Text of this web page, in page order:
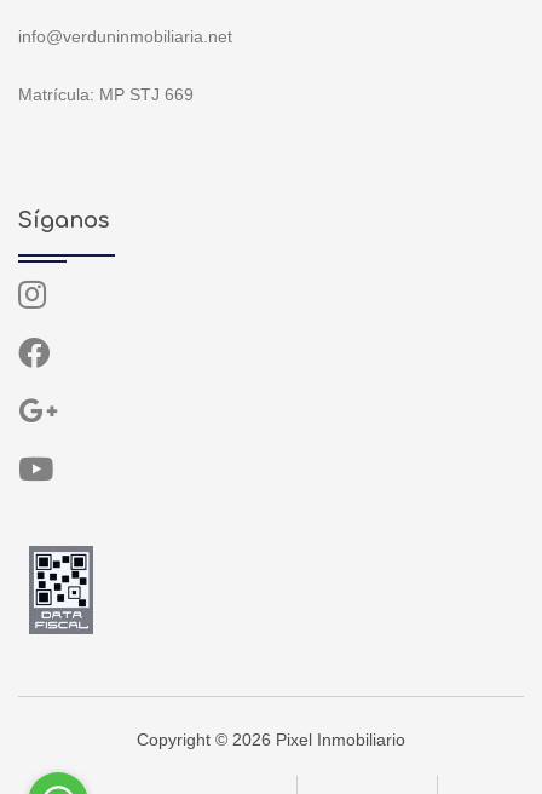
info@verduninmobiliaria.net
Matrícula: MP STJ 669
Síganos
Copyright © 2026 Pixel Inmobiliario